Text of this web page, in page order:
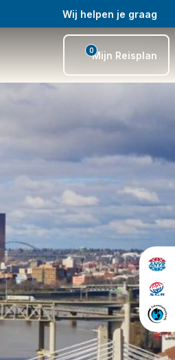
Wij helpen je graag
0Mijn Reisplan